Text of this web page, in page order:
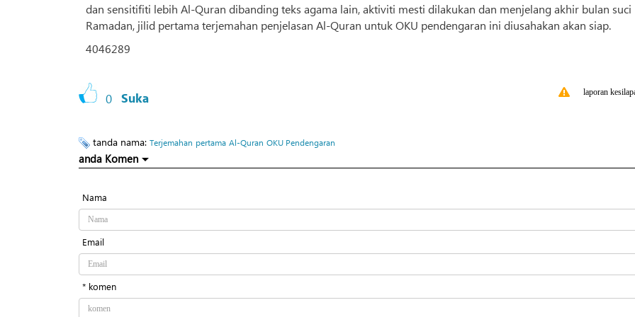
dan sensitifiti lebih Al-Quran dibanding teks agama lain, aktiviti mesti dilakukan dan menjelang akhir bulan suci
Ramadan, jilid pertama terjemahan penjelasan Al-Quran untuk OKU pendengaran ini diusahakan akan siap.
4046289
0 Suka laporan
tanda nama: Terjemahan pertama Al-Quran OKU Pendengaran
anda Komen
Nama
Email
* komen